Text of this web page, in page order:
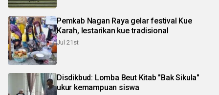
Pemkab Nagan Raya gelar festival Kue
Karah, lestarikan kue tradisional
Jul 21st
Disdikbud: Lomba Beut Kitab "Bak Sikula"
ukur kemampuan siswa